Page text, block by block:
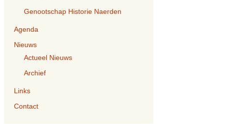
Genootschap Historie Naerden
Agenda
Nieuws
Actueel Nieuws
Archief
Links
Contact